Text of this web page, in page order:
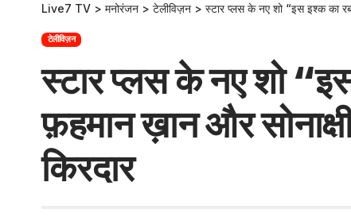
Live7 TV > मनोरंजन > टेलीविज़न > स्टार प्लस के नए शो “इस इश्क का रब
टेलीविज़न
स्टार प्लस के नए शो
फ़हमान ख़ान और
किरदार